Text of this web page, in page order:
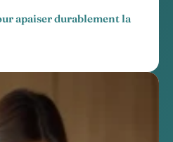
apaiser durablement la